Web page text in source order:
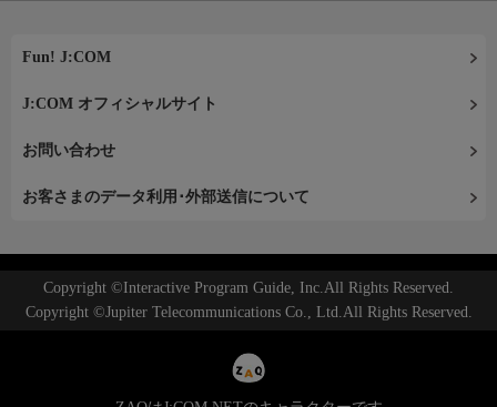
Fun! J:COM
J:COM オフィシャルサイト
お問い合わせ
お客さまのデータ利用･外部送信について
Copyright ©Interactive Program Guide, Inc.All Rights Reserved.
Copyright ©Jupiter Telecommunications Co., Ltd.All Rights Reserved.